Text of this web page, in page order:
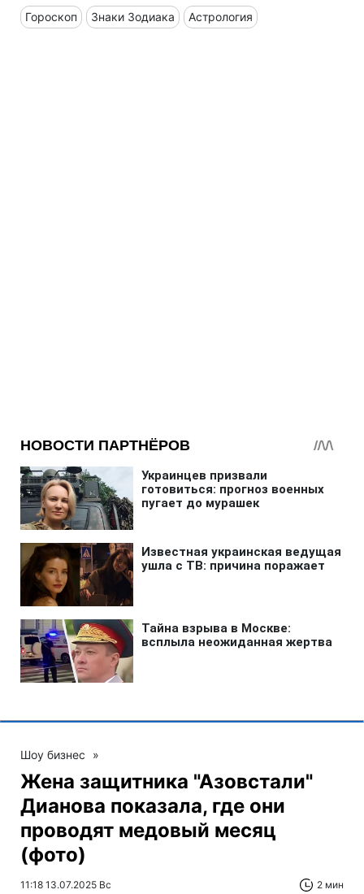
Гороскоп Знаки Зодиака Астрология
Шоу бизнес »
Жена защитника "Азовстали"
Дианова показала, где они
проводят медовый месяц
(фото)
11:18 13.07.2025 Вс 2 мин